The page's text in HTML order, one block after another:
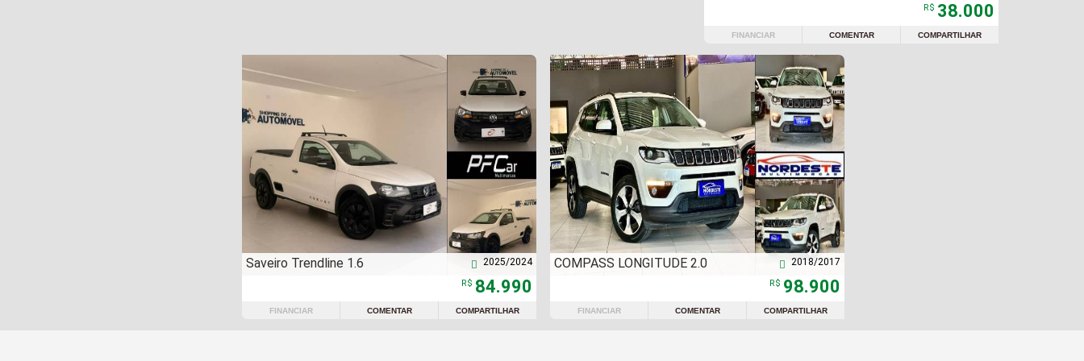
R$ 38.000
FINANCIAR COMENTAR COMPARTILHAR
Saveiro Trendline 1.6 2025/2024

R$ 84.990
FINANCIAR COMENTAR COMPARTILHAR
COMPASS LONGITUDE 2.0 2018/2017

R$ 98.900
FINANCIAR COMENTAR COMPARTILHAR